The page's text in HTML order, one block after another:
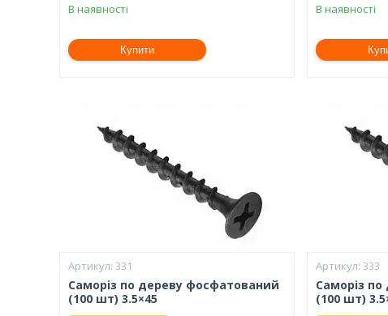
В наявності
Купити
В наявності
331
Саморіз по дереву фосфатований
(100 шт) 3.5×45
333
Саморіз
(100 шт)